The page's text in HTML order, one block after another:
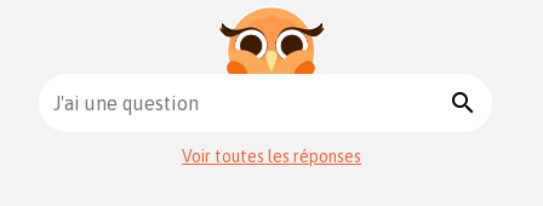
J'ai une question search
Voir toutes les réponses